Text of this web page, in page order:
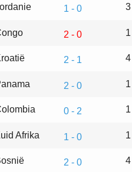
1 - 0
2 - 0
2 - 1
2 - 0
0 - 2
Afrika 1 - 0
2 - 0